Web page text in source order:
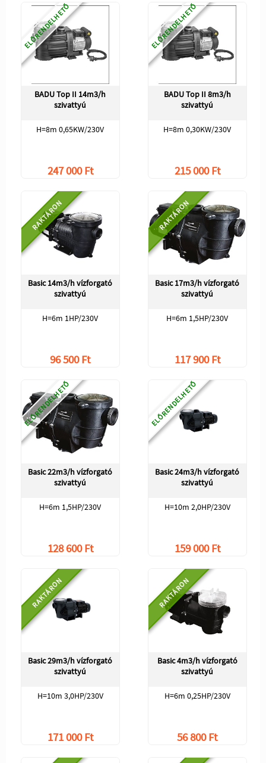
ELŐRENDELHETŐ
BADU Top II 14m3/h
szivattyú
H=8m 0,65KW/230V
247 000 Ft
ELŐRENDELHETŐ
BADU Top II 8m3/h
szivattyú
H=8m 0,30KW/230V
215 000 Ft
RAKTÁRON
Basic 14m3/h vízforgató
szivattyú
H=6m 1HP/230V
96 500 Ft
RAKTÁRON
Basic 17m3/h vízforgató
szivattyú
H=6m 1,5HP/230V
117 900 Ft
ELŐRENDELHETŐ
Basic 22m3/h vízforgató
szivattyú
H=6m 1,5HP/230V
128 600 Ft
ELŐRENDELHETŐ
Basic 24m3/h vízforgató
szivattyú
H=10m 2,0HP/230V
159 000 Ft
RAKTÁRON
Basic 29m3/h vízforgató
szivattyú
H=10m 3,0HP/230V
171 000 Ft
RAKTÁRON
Basic 4m3/h vízforgató
szivattyú
H=6m 0,25HP/230V
56 800 Ft